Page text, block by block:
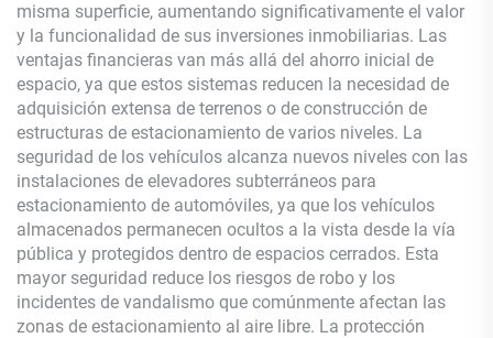
misma superficie, aumentando significativamente el valor
y la funcionalidad de sus inversiones inmobiliarias. Las
ventajas financieras van más allá del ahorro inicial de
espacio, ya que estos sistemas reducen la necesidad de
adquisición extensa de terrenos o de construcción de
estructuras de estacionamiento de varios niveles. La
seguridad de los vehículos alcanza nuevos niveles con las
instalaciones de elevadores subterráneos para
estacionamiento de automóviles, ya que los vehículos
almacenados permanecen ocultos a la vista desde la vía
pública y protegidos dentro de espacios cerrados. Esta
mayor seguridad reduce los riesgos de robo y los
incidentes de vandalismo que comúnmente afectan las
zonas de estacionamiento al aire libre. La protección